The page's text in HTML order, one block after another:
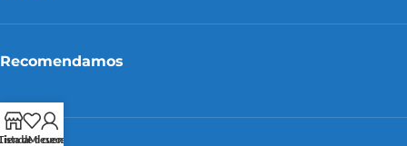
Recomendamos
de deseos
Mi cuenta